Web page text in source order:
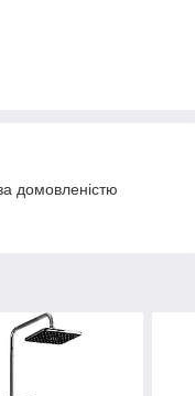
домовленістю